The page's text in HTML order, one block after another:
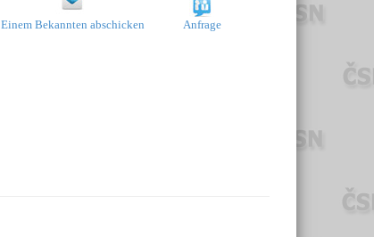
Einem Bekannten abschicken Anfrage